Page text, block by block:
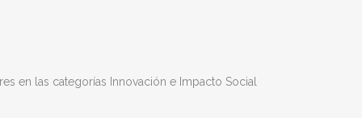
en las categorías Innovación e Impacto Social